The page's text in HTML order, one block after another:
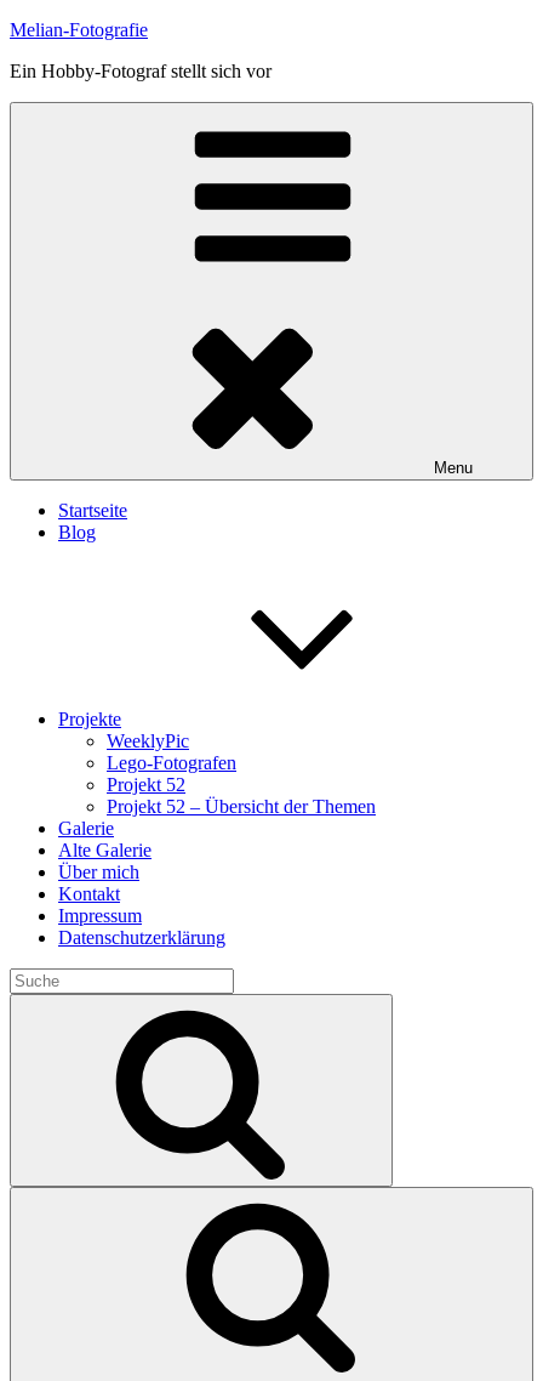
Skip
content
Melian-Fotografie
Ein Hobby-Fotograf stellt sich vor
Menu
Startseite
Blog
Projekte
WeeklyPic
Lego-Fotografen
Projekt 52
Projekt 52 – Übersicht der Themen
Galerie
Alte Galerie
Über mich
Kontakt
Impressum
Datenschutzerklärung
Search
for: